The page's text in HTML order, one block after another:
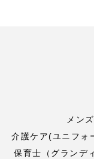
メンズ
介護ケア(ユニフォ
保育士（グランデ